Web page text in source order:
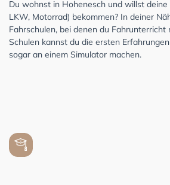
Du wohnst in Hohenesch und willst deine
LKW, Motorrad) bekommen? In deiner
Fahrschulen, bei denen du Fahrunterricht
Schulen kannst du die ersten
sogar an einem Simulator machen.